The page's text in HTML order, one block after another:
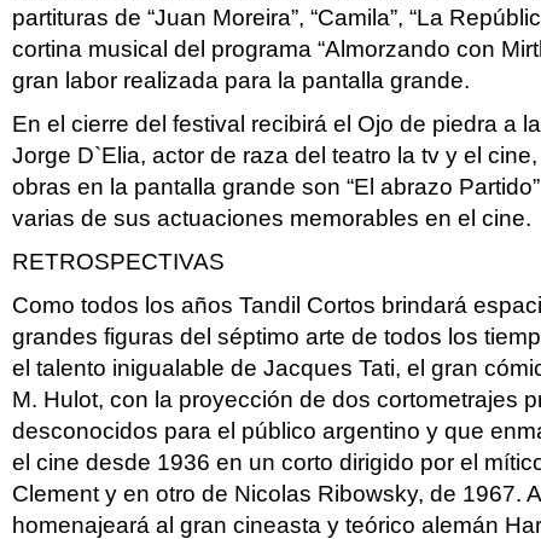
partituras de “Juan Moreira”, “Camila”, “La
cortina musical del programa “Almorzando con
gran labor realizada para la pantalla grande.
En el cierre del festival recibirá el Ojo de piedra a
Jorge D`Elia, actor de raza del teatro la tv y el
obras en la pantalla grande son “El abrazo
varias de sus actuaciones memorables en el cine.
RETROSPECTIVAS
Como todos los años Tandil Cortos brindará
grandes figuras del séptimo arte de todos los
el talento inigualable de Jacques Tati, el gran
M. Hulot, con la proyección de dos cortometrajes
desconocidos para el público argentino y que
el cine desde 1936 en un corto dirigido por el
Clement y en otro de Nicolas Ribowsky, de 1967.
homenajeará al gran cineasta y teórico alemán